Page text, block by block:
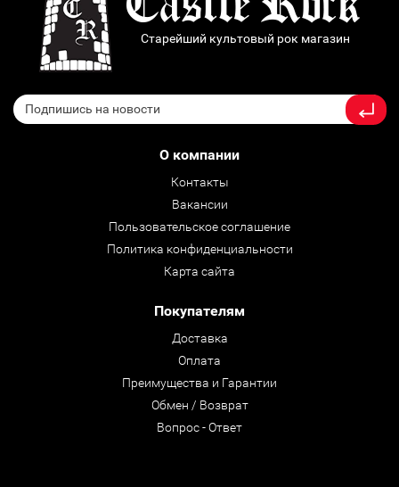
Старейший культовый рок магазин
О компании
Контакты
Вакансии
Пользовательское соглашение
Политика конфиденциальности
Карта сайта
Покупателям
Доставка
Оплата
Преимущества и Гарантии
Обмен / Возврат
Вопрос - Ответ